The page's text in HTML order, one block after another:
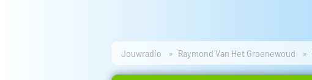
Jouwradio Raymond Van Het Groenewoud